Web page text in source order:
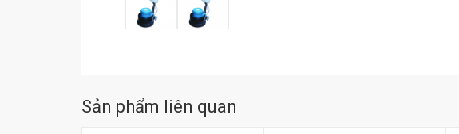
Sản phẩm liên quan